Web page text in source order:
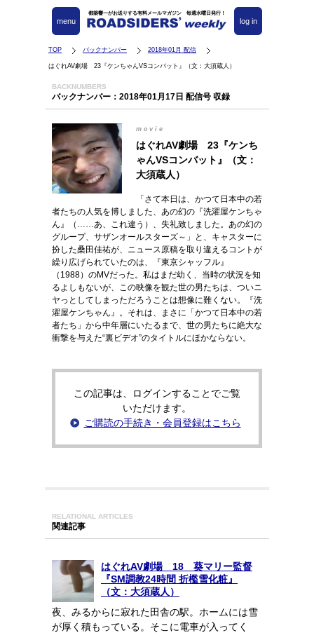
都築響一がお送りする有料メールマガジン 毎週水曜日発行！
log in
menu
TOP バックナンバー 2018年01月 配信
はぐれAV劇場 23『ケンちゃんVSコンバット』（文：大須蔵人）
BACKNUMBERS
バックナンバー：2018年01月17日 配信号 収録
movie
はぐれAV劇場 23『ケンち
ゃんVSコンバット』（文：
大須蔵人）
「さて本日は、かつて日本中の若
者たちの人気を博しました、あの幻の『洗濯屋ケンちゃ
ん』（……あ、これ違う）、失礼致しました。あの幻の
グループ、サザンオールスターズ～」と、キャスターに
扮した桑田佳祐が、ニュース原稿を取り違えるコントが
繰り広げられていたのは、『東京シャッフル』
（1988）のMVだった。私はまだ幼く、当時の状況を知
るよしもないが、この映像を観た世の男たちは、ついニ
ヤっとしてしまっただろうことは想像に難くない。『洗
濯屋ケンちゃん』。それは、まさに「かつて日本中の若
者たち」から中年層にいたるまで、世の男たちに絶大な
衝撃を与えた“裏ビデオ”のタイトルにほかならない。
この記事は、ログインすることでご覧
いただけます。
ご購読の手続き・会員登録はこちら
RELATIONAL ARTICLES
関連記事
はぐれAV劇場 18 葵マリー監督
『SM調教24時間 折檻雪化粧』
（文：大須蔵人）
夜、みるからに寂れた田舎の駅。ホームには雪
が厚く積もっている。そこに電車が入ってく